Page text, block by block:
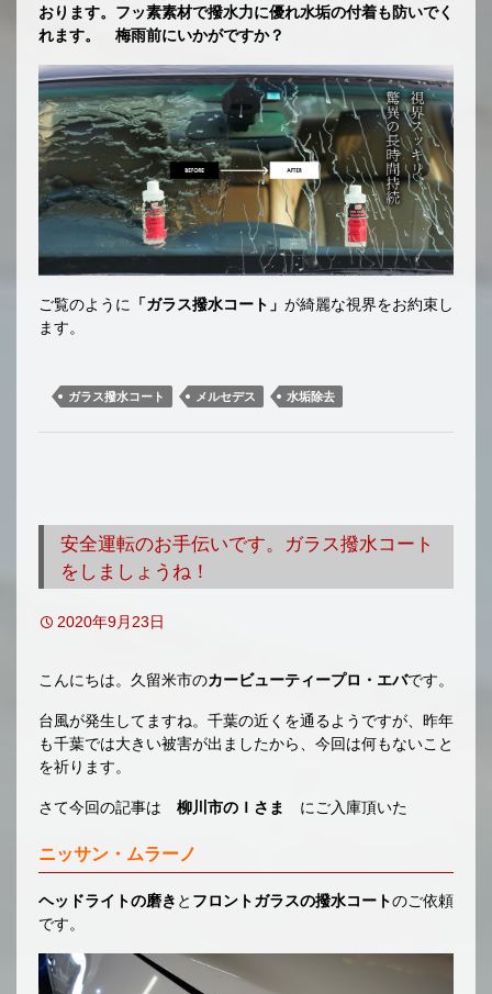
おります。フッ素素材で撥水力に優れ水垢の付着も防いでく
れます。 梅雨前にいかがですか？
ご覧のように 「ガラス撥水コート」 が綺麗な視界をお約束し
ます。
ガラス撥水コート メルセデス 水垢除去
安全運転のお手伝いです。ガラス撥水コート
をしましょうね！
2020年9月23日
こんにちは。久留米市のカービューティープロ・エバです。
台風が発生してますね。千葉の近くを通るようですが、昨年
も千葉では大きい被害が出ましたから、今回は何もないこと
を祈ります。
さて今回の記事は 柳川市のＩさま にご入庫頂いた
ニッサン・ムラーノ
ヘッドライトの磨き と フロントガラスの撥水コートのご依頼
です。